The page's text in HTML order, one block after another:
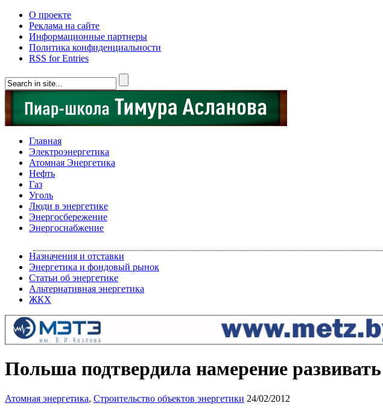
О проекте
Реклама на сайте
Информационные партнеры
Политика конфиденциальности
RSS for Entries
Главная
Электроэнергетика
Атомная Энергетика
Нефть
Газ
Уголь
Люди в энергетике
Энергосбережение
Энергоснабжение
Назначения и отставки
Энергетика и фондовый рынок
Статьи об энергетике
Альтернативная энергетика
ЖКХ
Польша подтвердила намерение
Атомная энергетика, Строительство объектов энергетики 24/02/2012